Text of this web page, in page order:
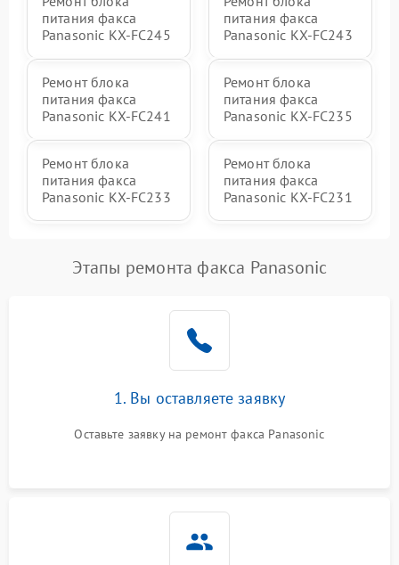
питания факса
Panasonic KX-FC245
питания факса
Panasonic KX-FC243
Ремонт блока
питания факса
Panasonic KX-FC241
Ремонт блока
питания факса
Panasonic KX-FC235
Ремонт блока
питания факса
Panasonic KX-FC233
Ремонт блока
питания факса
Panasonic KX-FC231
Этапы ремонта факса Panasonic
1. Вы оставляете заявку
Оставьте заявку на ремонт факса Panasonic